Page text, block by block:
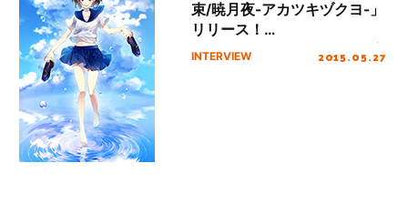
束/暁月夜-アカツキヅクヨ-」
リリース！
sana/HoneyWorksインタビ
INTERVIEW 2015.05.27